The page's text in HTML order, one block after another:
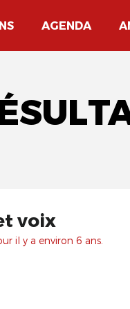
AGENDA
voix
il y a environ 6 ans.